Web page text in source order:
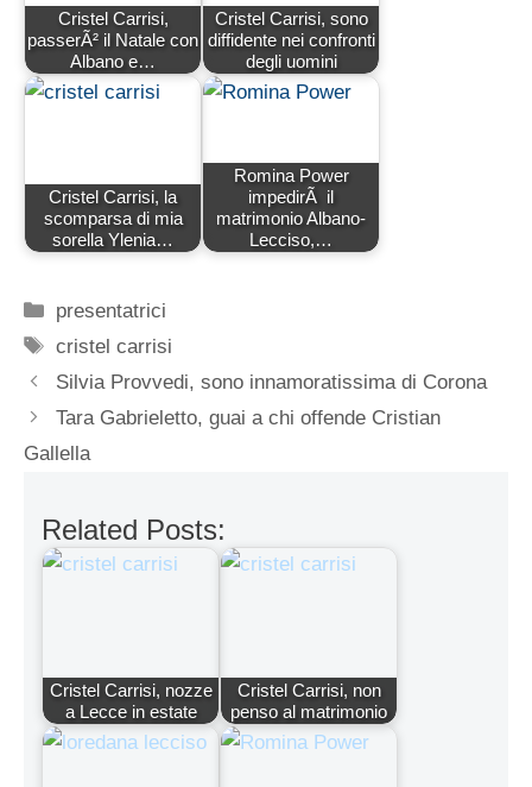
Cristel Carrisi,
passerÃ² il Natale con
Albano e…
Cristel Carrisi, sono
diffidente nei confronti
degli uomini
Cristel Carrisi, la
scomparsa di mia
sorella Ylenia…
Romina Power
impedirÃ il
matrimonio Albano-
Lecciso,…
Categorie
presentatrici
Tag
cristel carrisi
Silvia Provvedi, sono innamoratissima di Corona
Tara Gabrieletto, guai a chi offende Cristian
Gallella
Related Posts:
Cristel Carrisi, nozze
a Lecce in estate
Cristel Carrisi, non
penso al matrimonio